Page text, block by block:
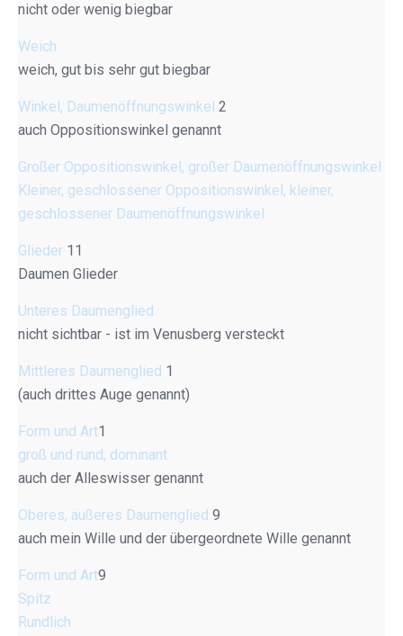
nicht oder wenig biegbar
Weich
weich, gut bis sehr gut biegbar
Winkel, Daumenöffnungswinkel 2
auch Oppositionswinkel genannt
Großer Oppositionswinkel, großer Daumenöffnungswinkel
Kleiner, geschlossener Oppositionswinkel, kleiner,
geschlossener Daumenöffnungswinkel
Glieder 11
Daumen Glieder
Unteres Daumenglied
nicht sichtbar - ist im Venusberg versteckt
Mittleres Daumenglied 1
(auch drittes Auge genannt)
Form und Art1
groß und rund, dominant
auch der Alleswisser genannt
Oberes, äußeres Daumenglied 9
auch mein Wille und der übergeordnete Wille genannt
Form und Art9
Spitz
Rundlich